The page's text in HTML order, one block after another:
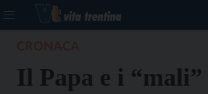
Il Papa e i